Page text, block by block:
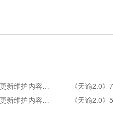
《天谕2.0》7月30日周版本更新维护内容公告
《天谕2.0》5月28日周版本更新维护内容公告